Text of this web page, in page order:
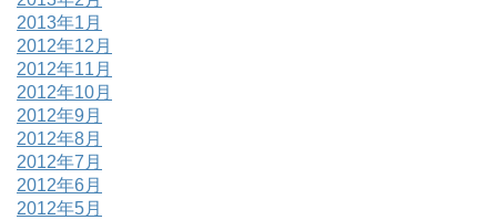
2013年1月
2012年12月
2012年11月
2012年10月
2012年9月
2012年8月
2012年7月
2012年6月
2012年5月